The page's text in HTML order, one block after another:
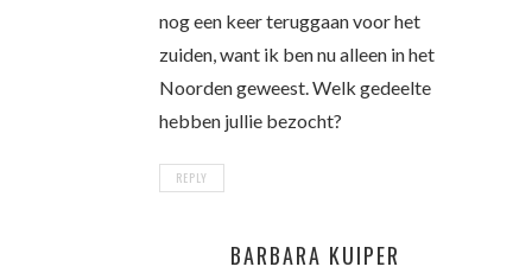
nog een keer teruggaan voor het
zuiden, want ik ben nu alleen in het
Noorden geweest. Welk gedeelte
hebben jullie bezocht?
REPLY
BARBARA KUIPER